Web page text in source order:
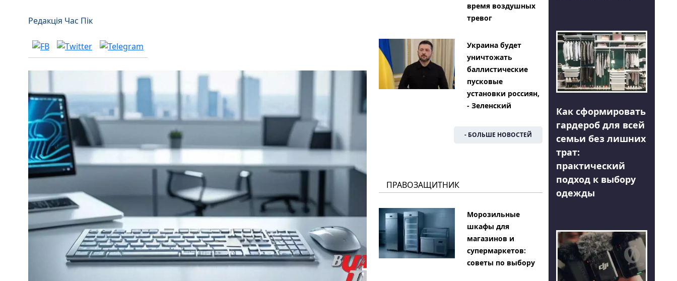
Редакція Час Пік
время воздушных
тревог
Украина будет
уничтожать
баллистические
пусковые
установки россиян,
- Зеленский
- БОЛЬШЕ НОВОСТЕЙ
ПРАВОЗАЩИТНИК
Морозильные
шкафы для
магазинов и
супермаркетов:
советы по выбору
Как сформировать
гардероб для всей
семьи без лишних
трат:
практический
подход к выбору
одежды